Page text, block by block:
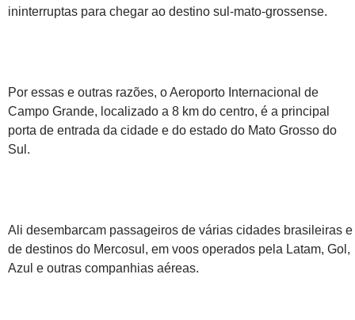
ininterruptas para chegar ao destino sul-mato-grossense.
Por essas e outras razões, o Aeroporto Internacional de
Campo Grande, localizado a 8 km do centro, é a principal
porta de entrada da cidade e do estado do Mato Grosso do
Sul.
Ali desembarcam passageiros de várias cidades brasileiras e
de destinos do Mercosul, em voos operados pela Latam, Gol,
Azul e outras companhias aéreas.